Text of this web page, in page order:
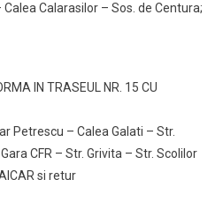
Calarasilor – Sos. de Centura;
IN TRASEUL NR. 15 CU
Petrescu – Calea Galati – Str.
CFR – Str. Grivita – Str. Scolilor
si retur